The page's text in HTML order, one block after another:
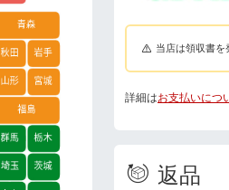
当店は領収書を
詳細はお支払いにつ
返品